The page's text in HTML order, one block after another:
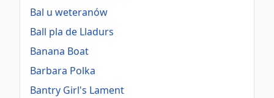
Bal u weteranów
Ball pla de Lladurs
Banana Boat
Barbara Polka
Bantry Girl's Lament